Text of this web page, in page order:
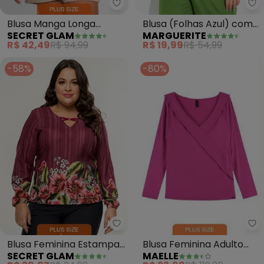
Secret Glam - Blusa Manga
Blusa Manga Longa
Viscotorcion (Amarelo)
SECRET GLAM
R$ 42,49R$ 94,99
Blusa (Folhas Azul) com
Gota Plus Size
MARGUERITE
R$ 19,99R$ 54,99
-58%
Secret Glam - Blusa Feminina
Blusa Feminina Estampa
de Flores (Rosa)
SECRET GLAM
-80%
Blusa Feminina Adulto
(Rosa)
MAELLE